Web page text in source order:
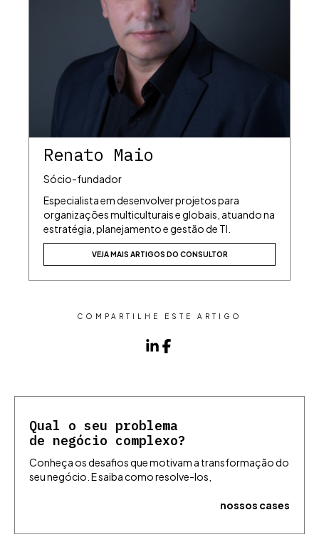
Renato Maio
Sócio-fundador
Especialista em desenvolver projetos para
organizações multiculturais e globais, atuando na
estratégia, planejamento e gestão de TI.
VEJA MAIS ARTIGOS DO CONSULTOR
COMPARTILHE ESTE ARTIGO
Qual o seu problema
de negócio complexo?
Conheça os desafios que motivam a transformação do
seu negócio. E saiba como resolve-los,
nossos cases